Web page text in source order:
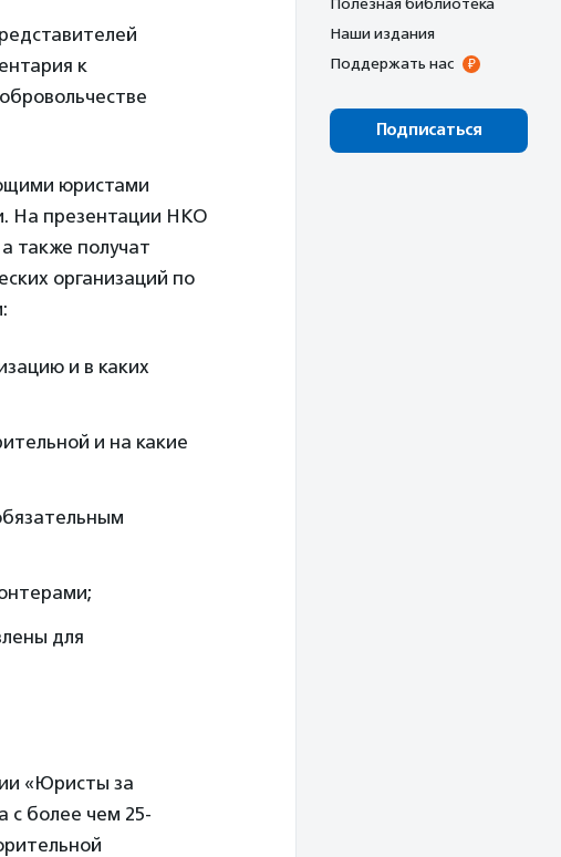
к
юристами
На презентации НКО
также получат
организаций по
и в каких
и на какие
для
«Юристы за
с более чем 25-
Наши издания
Поддержать нас
Подписаться